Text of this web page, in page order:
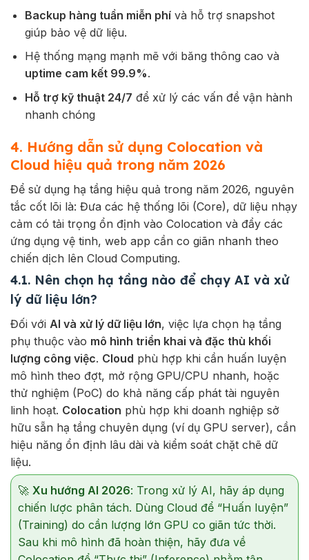
Backup hàng tuần miễn phívà hỗ trợ snapshot
giúp bảo vệ dữ liệu.
Hệ thống mạng mạnh mẽ với băng thông cao và
uptime cam kết 99.9%.
Hỗ trợ kỹ thuật 24/7 để xử lý các vấn đề vận hành
nhanh chóng
4. Hướng dẫn sử dụng Colocation và
Cloud hiệu quả trong năm 2026
Để sử dụng hạ tầng hiệu quả trong năm 2026, nguyên
tắc cốt lõi là: Đưa các hệ thống lõi (Core), dữ liệu nhạy
cảm có tải trọng ổn định vào Colocation và đẩy các
ứng dụng vệ tinh, web app cần co giãn nhanh theo
chiến dịch lên Cloud Computing.
4.1. Nên chọn hạ tầng nào để chạy AI và xử
lý dữ liệu lớn?
Đối với AI và xử lý dữ liệu lớn, việc lựa chọn hạ tầng
phụ thuộc vào mô hình triển khai và đặc thù khối
lượng công việc. Cloud phù hợp khi cần huấn luyện
mô hình theo đợt, mở rộng GPU/CPU nhanh, hoặc
thử nghiệm (PoC) do khả năng cấp phát tài nguyên
linh hoạt. Colocation phù hợp khi doanh nghiệp sở
hữu sẵn hạ tầng chuyên dụng (ví dụ GPU server), cần
hiệu năng ổn định lâu dài và kiểm soát chặt chẽ dữ
liệu.
🚀 Xu hướng AI 2026: Trong xử lý AI, hãy áp dụng
chiến lược phân tách. Dùng Cloud để “Huấn luyện”
(Training) do cần lượng lớn GPU co giãn tức thời.
Sau khi mô hình đã hoàn thiện, hãy đưa về